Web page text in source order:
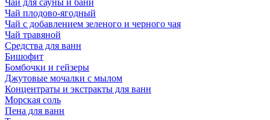
Чай для сауны и бани
Чай плодово-ягодный
Чай с добавлением зеленого и черного чая
Чай травяной
Средства для ванн
Бишофит
Бомбочки и гейзеры
Джутовые мочалки с мылом
Концентраты и экстракты для ванн
Морская соль
Пена для ванн